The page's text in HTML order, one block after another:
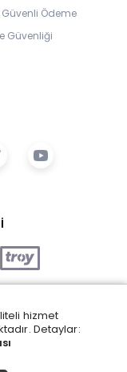
Güvenli Ödeme
Güvenliği
hizmet
Detaylar: